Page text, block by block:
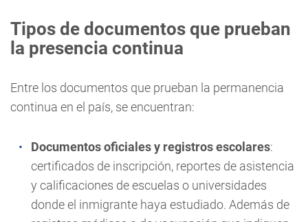
Tipos de documentos que prueban
la presencia continua
Entre los documentos que prueban la permanencia
continua en el país, se encuentran:
Documentos oficiales y registros escolares:
certificados de inscripción, reportes de asistencia
y calificaciones de escuelas o universidades
donde el inmigrante haya estudiado. Además de